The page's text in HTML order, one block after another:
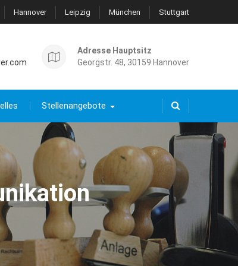
Hannover Leipzig München Stuttgart
Adresse Hauptsitz
Georgstr. 48, 30159 Hannover
Stellenangebote